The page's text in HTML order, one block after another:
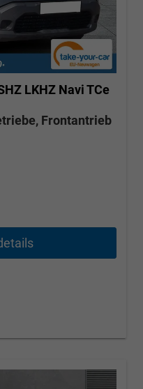
LKHZ Navi TCe
Frontantrieb